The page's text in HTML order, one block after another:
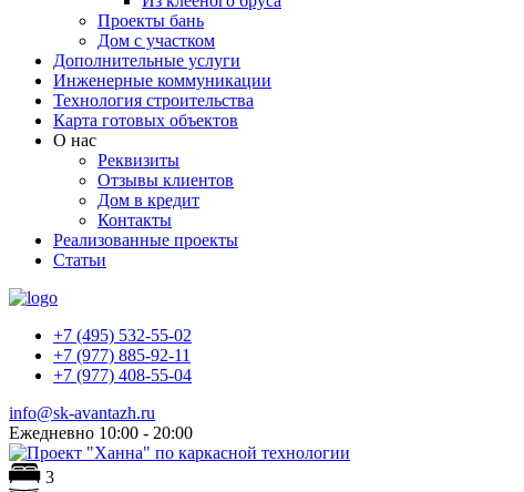
Проекты бань
Дом с участком
Дополнительные услуги
Инженерные коммуникации
Технология строительства
Карта готовых объектов
О нас
Реквизиты
Отзывы клиентов
Дом в кредит
Контакты
Реализованные проекты
Статьи
+7 (495) 532-55-02
+7 (977) 885-92-11
+7 (977) 408-55-04
info@sk-avantazh.ru
Ежедневно 10:00 - 20:00
3